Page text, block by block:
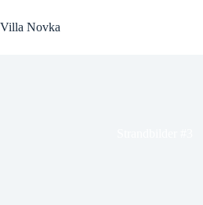
Inhalt
springen
Villa Novka